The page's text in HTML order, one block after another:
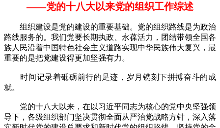
——党的十八大以来党的组织工作综述
组织建设是党的建设的重要基础。党的组织路线是为政治
路线服务的。我们党要长期执政、永葆活力，团结带领全国各
族人民沿着中国特色社会主义道路实现中华民族伟大复兴，最
重要的是把党建设得更加坚强有力。
时间记录着砥砺前行的足迹，岁月镌刻下拼搏奋斗的成
就。
党的十八大以来，在以习近平同志为核心的党中央坚强领
导下，各级组织部门坚决贯彻全面从严治党战略方针，深入落